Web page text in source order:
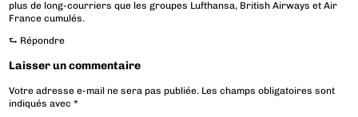
plus de long-courriers que les groupes Lufthansa, British Airways et Air
France cumulés.
⮑ Répondre
Laisser un commentaire
Votre adresse e-mail ne sera pas publiée. Les champs obligatoires sont
indiqués avec*